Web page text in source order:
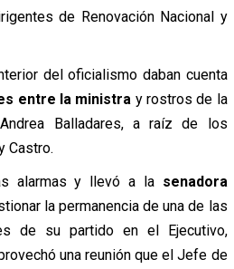
de Renovación Nacional y
del oficialismo daban cuenta
entre la ministra y rostros de la
Balladares, a raíz de los
Castro.
alarmas y llevó a la senadora
la permanencia de una de las
de su partido en el Ejecutivo,
una reunión que el Jefe de